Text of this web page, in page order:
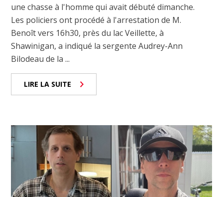
une chasse à l'homme qui avait débuté dimanche.
Les policiers ont procédé à l'arrestation de M.
Benoît vers 16h30, près du lac Veillette, à
Shawinigan, a indiqué la sergente Audrey-Ann
Bilodeau de la ...
LIRE LA SUITE